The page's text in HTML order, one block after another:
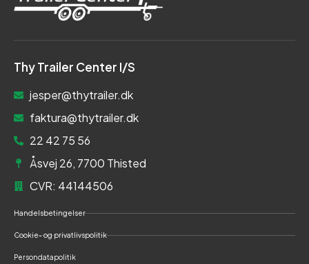
Thy Trailer Center I/S
jesper@thytrailer.dk
faktura@thytrailer.dk
22 42 75 56
Åsvej 26, 7700 Thisted
CVR: 44144506
Handelsbetingelser
Cookie- og privatlivspolitik
Persondatapolitik